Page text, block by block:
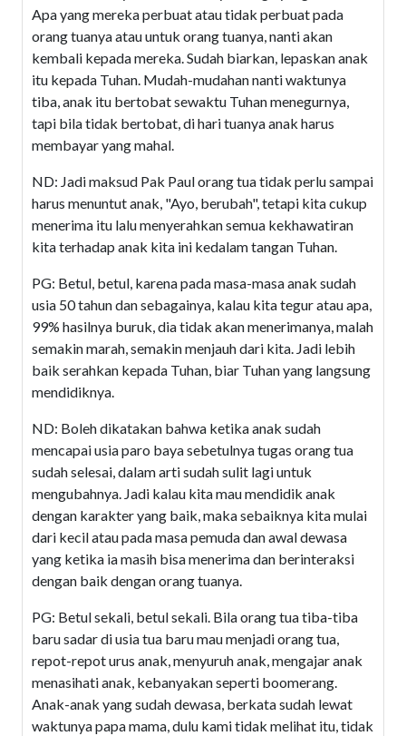
Apa yang mereka perbuat atau tidak perbuat pada
orang tuanya atau untuk orang tuanya, nanti akan
kembali kepada mereka. Sudah biarkan, lepaskan anak
itu kepada Tuhan. Mudah-mudahan nanti waktunya
tiba, anak itu bertobat sewaktu Tuhan menegurnya,
tapi bila tidak bertobat, di hari tuanya anak harus
membayar yang mahal.
ND: Jadi maksud Pak Paul orang tua tidak perlu sampai
harus menuntut anak, "Ayo, berubah", tetapi kita cukup
menerima itu lalu menyerahkan semua kekhawatiran
kita terhadap anak kita ini kedalam tangan Tuhan.
PG: Betul, betul, karena pada masa-masa anak sudah
usia 50 tahun dan sebagainya, kalau kita tegur atau apa,
99% hasilnya buruk, dia tidak akan menerimanya, malah
semakin marah, semakin menjauh dari kita. Jadi lebih
baik serahkan kepada Tuhan, biar Tuhan yang langsung
mendidiknya.
ND: Boleh dikatakan bahwa ketika anak sudah
mencapai usia paro baya sebetulnya tugas orang tua
sudah selesai, dalam arti sudah sulit lagi untuk
mengubahnya. Jadi kalau kita mau mendidik anak
dengan karakter yang baik, maka sebaiknya kita mulai
dari kecil atau pada masa pemuda dan awal dewasa
yang ketika ia masih bisa menerima dan berinteraksi
dengan baik dengan orang tuanya.
PG: Betul sekali, betul sekali. Bila orang tua tiba-tiba
baru sadar di usia tua baru mau menjadi orang tua,
repot-repot urus anak, menyuruh anak, mengajar anak
menasihati anak, kebanyakan seperti boomerang.
Anak-anak yang sudah dewasa, berkata sudah lewat
waktunya papa mama, dulu kami tidak melihat itu, tidak